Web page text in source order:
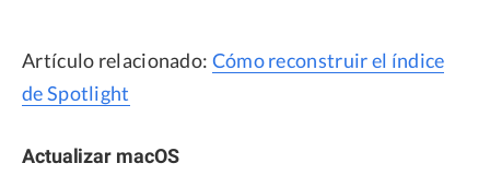
Artículo relacionado: Cómo reconstruir el índice
de Spotlight
Actualizar macOS